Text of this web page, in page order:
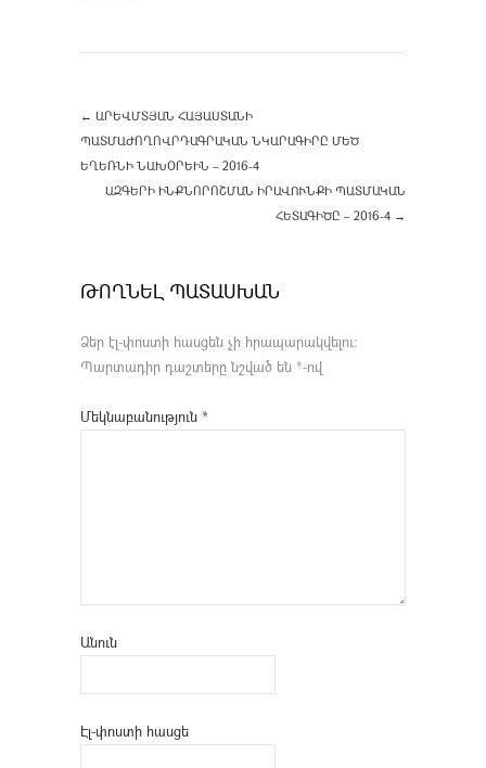
← ԱՐԵՎՄՏՅԱՆ ՀԱՅԱՍՏԱՆԻ
ՊԱՏՄԱԺՈՂՈՎՐԴԱԳՐԱԿԱՆ ՆԿԱՐԱԳԻՐԸ ՄԵԾ
ԵՂԵՌՆԻ ՆԱԽՕՐԵԻՆ – 2016-4
ԱԶԳԵՐԻ ԻՆՔՆՈՐՈՇՄԱՆ ԻՐԱՎՈՒՆՔԻ ՊԱՏՄԱԿԱՆ
ՀԵՏԱԳԻԾԸ – 2016-4 →
ԹՈՂՆԵԼ ՊԱՏԱՍԽԱՆ
Ձեր էլ-փոստի հասցեն չի հրապարակվելու։
Պարտադիր դաշտերը նշված են *-ով
Մեկնաբանություն *
Անուն
Էլ-փոստի հասցե